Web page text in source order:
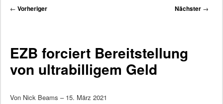
Beitragsnavigation
← Vorheriger Nächster →
EZB forciert Bereitstellung
von ultrabilligem Geld
Von Nick Beams – 15. März 2021